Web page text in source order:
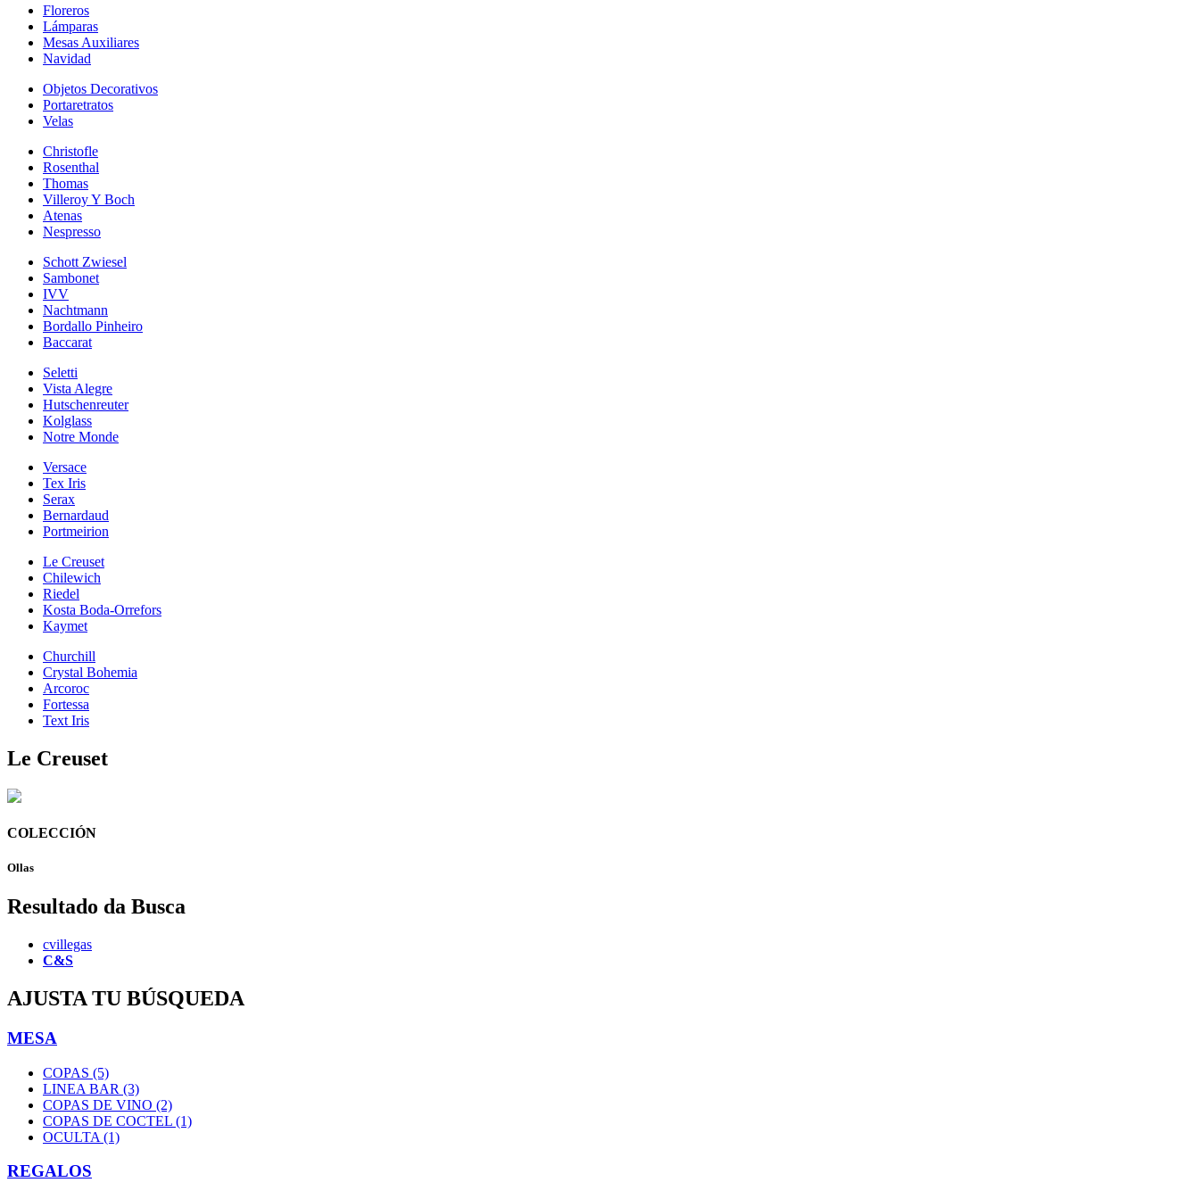
Floreros
Lámparas
Mesas Auxiliares
Navidad
Objetos Decorativos
Portaretratos
Velas
Christofle
Rosenthal
Thomas
Villeroy Y Boch
Atenas
Nespresso
Schott Zwiesel
Sambonet
IVV
Nachtmann
Bordallo Pinheiro
Baccarat
Seletti
Vista Alegre
Hutschenreuter
Kolglass
Notre Monde
Versace
Tex Iris
Serax
Bernardaud
Portmeirion
Le Creuset
Chilewich
Riedel
Kosta Boda-Orrefors
Kaymet
Churchill
Crystal Bohemia
Arcoroc
Fortessa
Text Iris
Le Creuset
COLECCIÓN
Ollas
Resultado da Busca
cvillegas
C&S
AJUSTA TU BÚSQUEDA
MESA
COPAS (5)
LINEA BAR (3)
COPAS DE VINO (2)
COPAS DE COCTEL (1)
OCULTA (1)
REGALOS